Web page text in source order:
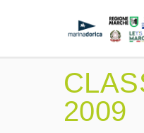
2009